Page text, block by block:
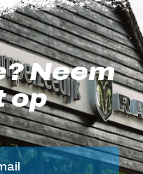
Neem
op